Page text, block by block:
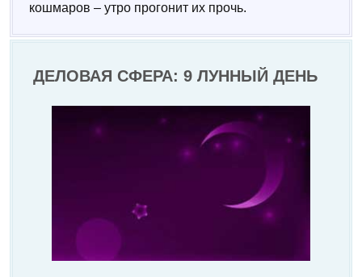
кошмаров – утро прогонит их прочь.
ДЕЛОВАЯ СФЕРА: 9 ЛУННЫЙ ДЕНЬ